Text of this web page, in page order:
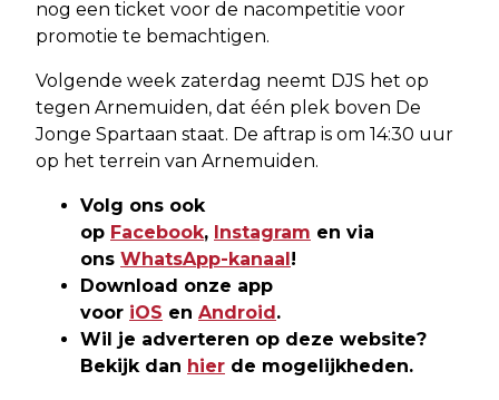
nog een ticket voor de nacompetitie voor
promotie te bemachtigen.
Volgende week zaterdag neemt DJS het op
tegen Arnemuiden, dat één plek boven De
Jonge Spartaan staat. De aftrap is om 14:30 uur
op het terrein van Arnemuiden.
Volg ons ook
op Facebook, Instagram en via
ons WhatsApp-kanaal!
Download onze app
voor iOS en Android.
Wil je adverteren op deze website?
Bekijk dan hier de mogelijkheden.